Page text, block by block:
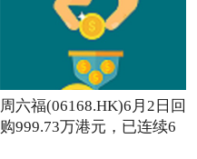
周六福(06168.HK)6月2日回
购999.73万港元，已连续6